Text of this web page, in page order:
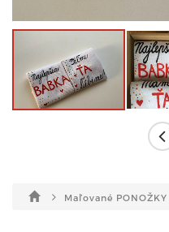
Maľované PONOŽKY